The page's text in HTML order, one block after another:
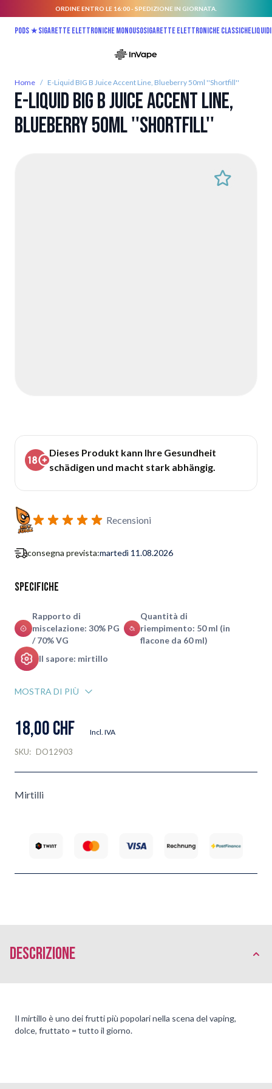
ORDINE ENTRO LE 16:00 - SPEDIZIONE IN GIORNATA.
Pods ★Sigarette elettroniche monousoSigarette elettroniche classiche
Home / E-Liquid BIG B Juice Accent Line, Blueberry 50ml ''Shortfill''
E-Liquid BIG B Juice Accent Line,
Blueberry 50ml ''Shortfill''
Dieses Produkt kann Ihre Gesundheit
schädigen und macht stark abhängig.
Recensioni
consegna prevista:martedì 11.08.2026
Specifiche
Rapporto di
miscelazione: 30% PG
/ 70% VG
Quantità di
riempimento: 50 ml (in
flacone da 60 ml)
Il sapore: mirtillo
MOSTRA DI PIÙ
18,00 CHF Incl. IVA
SKU: DO12903
Mirtilli
Descrizione
Il mirtillo è uno dei frutti più popolari nella scena del vaping,
dolce, fruttato = tutto il giorno.